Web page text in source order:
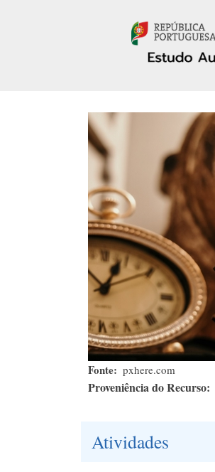
Fonte pxhere.com
Proveniência do Recurso
Atividades